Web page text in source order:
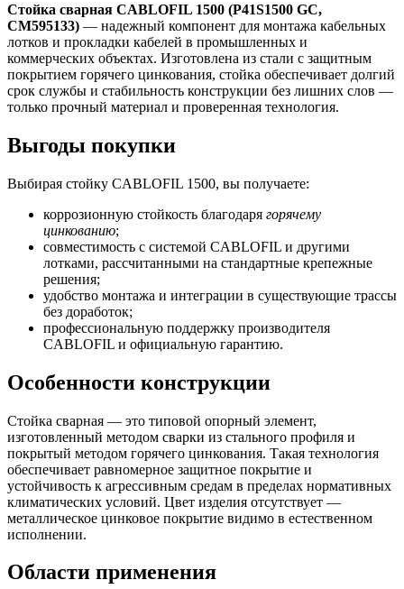
Стойка сварная CABLOFIL 1500 (P41S1500 GC,
CM595133) — надежный компонент для монтажа кабельных
лотков и прокладки кабелей в промышленных и
коммерческих объектах. Изготовлена из стали с защитным
покрытием горячего цинкования, стойка обеспечивает долгий
срок службы и стабильность конструкции без лишних слов —
только прочный материал и проверенная технология.
Выгоды покупки
Выбирая стойку CABLOFIL 1500, вы получаете:
коррозионную стойкость благодаря горячему
цинкованию;
совместимость с системой CABLOFIL и другими
лотками, рассчитанными на стандартные крепежные
решения;
удобство монтажа и интеграции в существующие трассы
без доработок;
профессиональную поддержку производителя
CABLOFIL и официальную гарантию.
Особенности конструкции
Стойка сварная — это типовой опорный элемент,
изготовленный методом сварки из стального профиля и
покрытый методом горячего цинкования. Такая технология
обеспечивает равномерное защитное покрытие и
устойчивость к агрессивным средам в пределах нормативных
климатических условий. Цвет изделия отсутствует —
металлическое цинковое покрытие видимо в естественном
исполнении.
Области применения